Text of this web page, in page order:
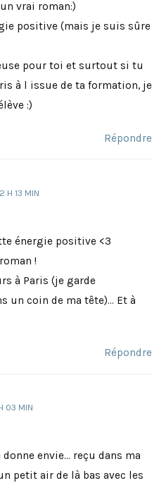
vrai roman:)
positive (mais je suis sûre
pour toi et surtout si tu
à l issue de ta formation, je
:)
Répondre
H 13 MIN
énergie positive <3
!
à Paris (je garde
un coin de ma tête)... Et à
Répondre
03 MIN
envie… reçu dans ma
petit air de là bas avec les